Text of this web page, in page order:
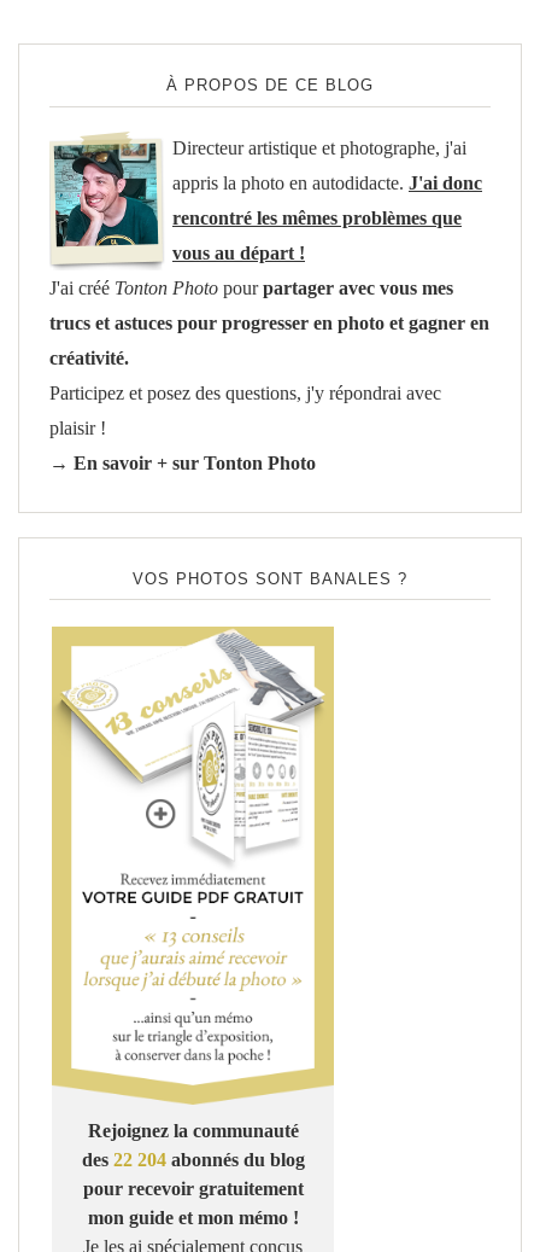
À PROPOS DE CE BLOG
Directeur artistique et photographe, j'ai
appris la photo en autodidacte. J'ai donc
rencontré les mêmes problèmes que
vous au départ !
J'ai créé Tonton Photo pourpartager avec vous mes
trucs et astuces pour progresser en photo et gagner en
créativité.
Participez et posez des questions, j'y répondrai avec
plaisir !
→ En savoir + sur Tonton Photo
VOS PHOTOS SONT BANALES ?
Rejoignez la communauté
des 22 204abonnés du blog
pour recevoir gratuitement
mon guide et mon mémo !
Je les ai spécialement conçus